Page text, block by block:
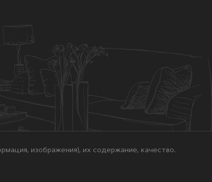
изображения), их содержание, качество.